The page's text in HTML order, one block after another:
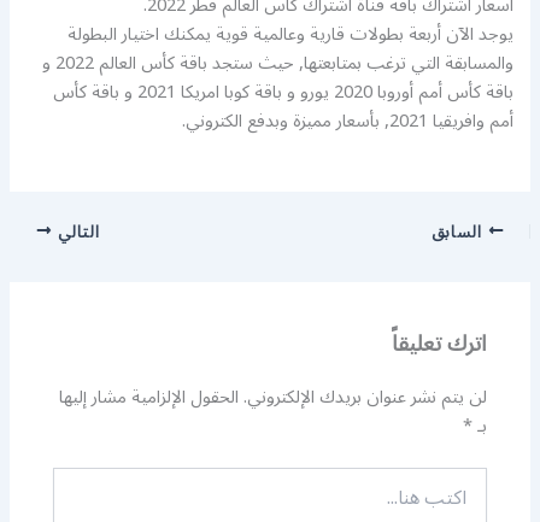
يوجد الآن أربعة بطولات قارية وعالمية قوية يمكنك اختيار البطولة
والمسابقة التي ترغب بمتابعتها, حيث ستجد باقة كأس العالم 2022 و
باقة كأس أمم أوروبا 2020 يورو و باقة كوبا امريكا 2021 و باقة كأس
أمم وافريقيا 2021, بأسعار مميزة وبدفع الكتروني.
السابق التالي
اترك تعليقاً
لن يتم نشر عنوان بريدك الإلكتروني.الحقول الإلزامية مشار إليها
بـ*
اكتب
هنا...